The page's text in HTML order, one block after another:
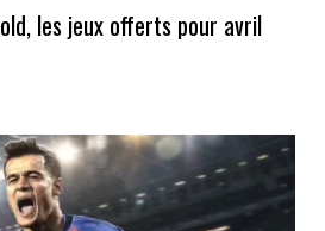
les jeux offerts pour avril